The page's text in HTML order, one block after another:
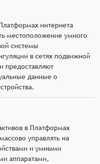
интернета
местоположение умного
системы
в сетях подвижной
предоставляют
данные о
в Платформах
управлять на
и умными
аппаратами,